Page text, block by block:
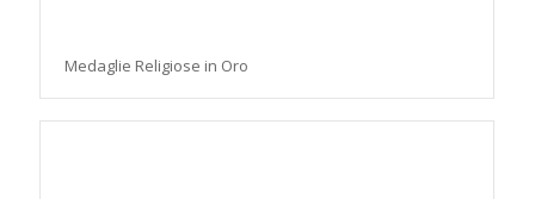
Medaglie Religiose in Oro